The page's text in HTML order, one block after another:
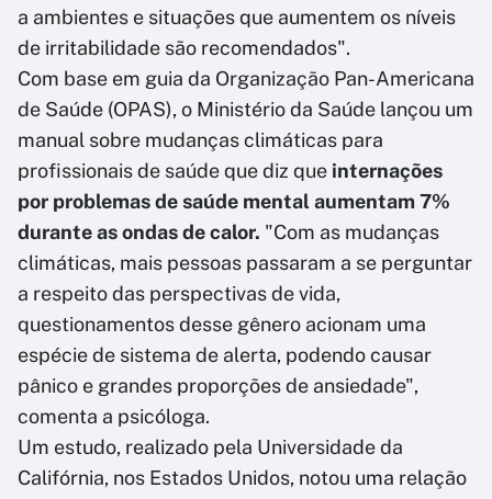
a ambientes e situações que aumentem os níveis
de irritabilidade são recomendados".
Com base em guia da Organização Pan-Americana
de Saúde (OPAS), o Ministério da Saúde lançou um
manual sobre mudanças climáticas para
profissionais de saúde que diz que internações
por problemas de saúde mental aumentam 7%
durante as ondas de calor. "Com as mudanças
climáticas, mais pessoas passaram a se perguntar
a respeito das perspectivas de vida,
questionamentos desse gênero acionam uma
espécie de sistema de alerta, podendo causar
pânico e grandes proporções de ansiedade",
comenta a psicóloga.
Um estudo, realizado pela Universidade da
Califórnia, nos Estados Unidos, notou uma relação